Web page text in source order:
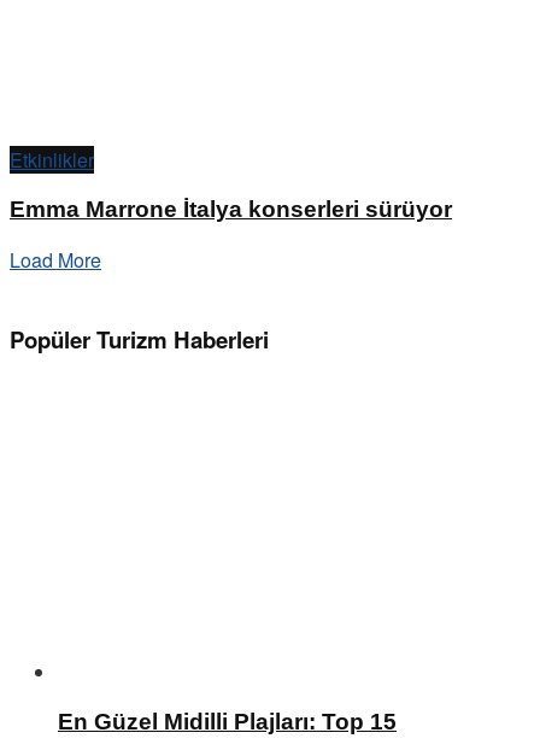
Etkinlikler
Emma Marrone İtalya konserleri sürüyor
Load More
Popüler Turizm Haberleri
En Güzel Midilli Plajları: Top 15